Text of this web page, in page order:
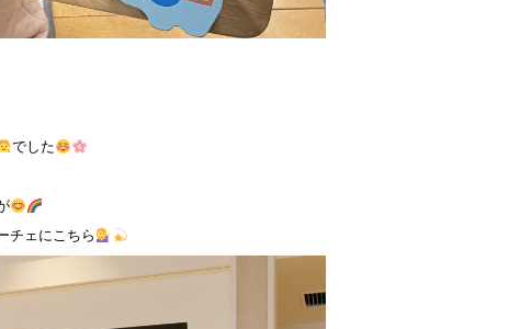
でした
チェにこちら